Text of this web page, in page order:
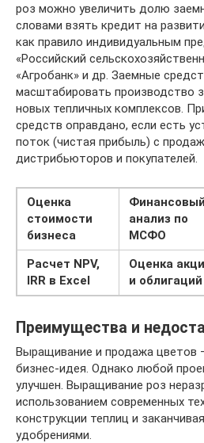
роз можно увеличить долю
словами взять кредит на
как правило индивидуальным
«Российский
«Агробанк» и др. Заемные
масштабировать производство
новых тепличных комплексов.
средств оправдано, если есть
поток (чистая прибыль) с
дистрибьюторов и покупателей.
Оценка
стоимости
бизнеса
Финансовый
анализ по
МСФО
Расчет NPV,
IRR в Excel
Оценка
и облигаций
Преимущества и
Выращивание и продажа цветов
бизнес-идея. Однако любой
улучшен. Выращивание роз
использованием современных
конструкции теплиц и
удобрениями.